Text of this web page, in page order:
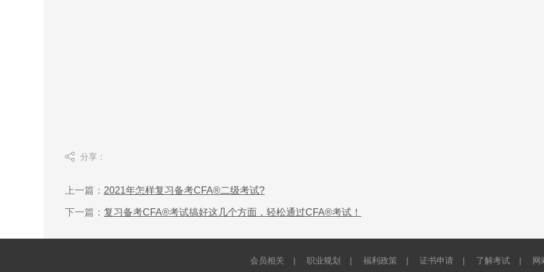
分享：
上一篇： 2021年怎样复习备考CFA®二级考试?
下一篇： 复习备考CFA®考试搞好这几个方面，轻松通过CFA®考试！
会员相关 | 职业规划 | 福利政策 | 证书申请 | 了解考试 | 网